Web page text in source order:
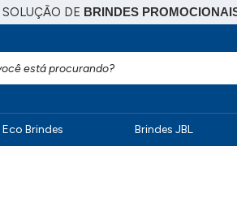
SOLUÇÃO DE BRINDES
Eco Brindes Brindes JBL